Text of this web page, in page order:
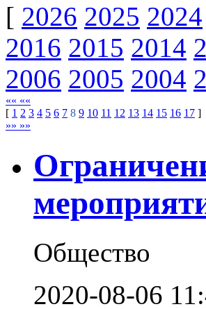
[ 2026 2025 2024
2016 2015 2014
2006 2005 2004
«« ««
[ 1 2 3 4 5 6 7 8 9 10 11 12 13 14 15 16 17 ]
»» »»
Общество
2020-08-06